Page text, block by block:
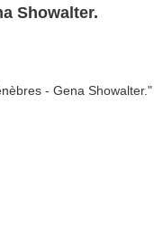
Showalter.